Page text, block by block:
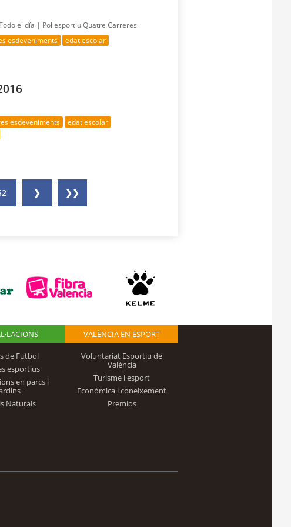
el día | Poliesportiu Quatre Carreres
esdeveniments edat escolar
esdeveniments
edat escolar
❯ ❯❯
de Futbol
esportius
en parcs i
Naturals
VALÈNCIA EN ESPORT
Voluntariat Esportiu de
València
Turisme i esport
Econòmica i coneixement
Premios